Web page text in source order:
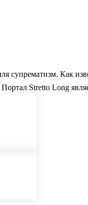
супрематизм. Как
Stretto Long